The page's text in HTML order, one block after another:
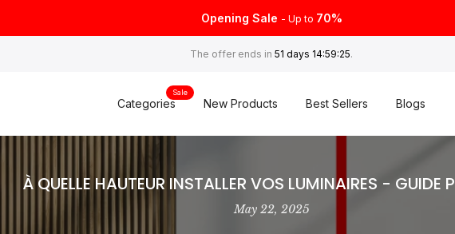
Opening Sale - Up to 70%
The offer ends in 51 days 14:59:24.
Categories
Sale
New Products Best Sellers Blogs
À QUELLE HAUTEUR INSTALLER VOS LUMINAIRES - GUIDE
May 22, 2025